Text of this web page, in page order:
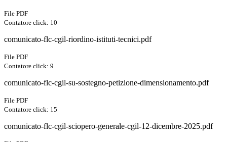
File PDF
Contatore click: 10
comunicato-flc-cgil-riordino-istituti-tecnici.pdf
File PDF
Contatore click: 9
comunicato-flc-cgil-su-sostegno-petizione-dimensionamento.pdf
File PDF
Contatore click: 15
comunicato-flc-cgil-sciopero-generale-cgil-12-dicembre-2025.pdf